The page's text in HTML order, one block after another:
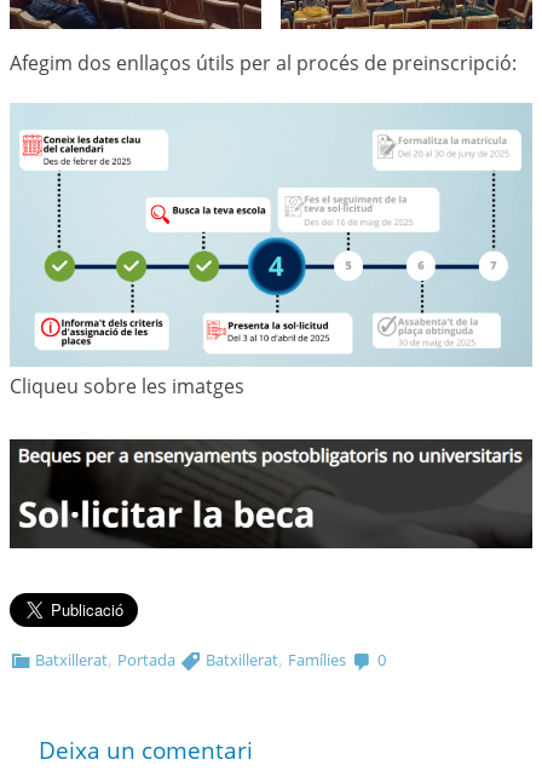
Afegim dos enllaços útils per al procés de preinscripció:
Cliqueu sobre les imatges
Batxillerat, Portada Batxillerat, Famílies 0
Deixa un comentari